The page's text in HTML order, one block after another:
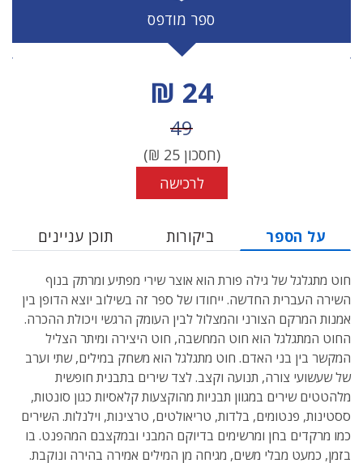
ספר מודפס
מחיר הנחה
24 ₪
מחיר לפני הנחה
49
(חסכון25
₪)
לרכישה
על הספר ביקורות תוכן עניינים
חוט מתגלגל של גילה פורת הוא אוצר שירי מפתיע ומרתק בנוף
השירה העברית החדשה. ייחודו של ספר זה בשילוב יוצא הדופן בין
אמנות המרקם הצורני והמצלול לבין העומק הרגשי ויכולת ההכרה.
החוט המתגלגל הוא חוט המחשבה, חוט היצירה ומיתר הצליל
המקשר בין בני האדם. חוט מתגלגל הוא משחק במילים, שתי וערב
של שעשועי צורה, תנועה וקצב. לצד שירים בתבנית חופשית
מלהטטים שירים במגוון תבניות מהוקצעות קלאסיות כגון סונטות,
ססטינות, פנטומים, בלדות, טריאולטים, טרצינות, וילנלות. השירים
כמו מרקדים בחן ומרשימים בדיוקם המבני ובמקצבם המהפנט. בו
בזמן, כמעט מבלי משים, מגיחה מן המילים אמירה בהירה ונוקבת.